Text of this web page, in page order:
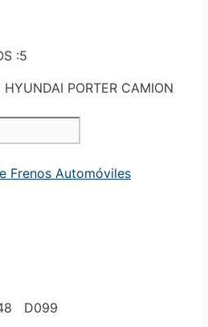
:5
PORTER CAMION
Frenos Automóviles
D099